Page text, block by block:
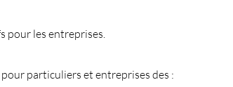
pour les entreprises.​
particuliers et entreprises des :